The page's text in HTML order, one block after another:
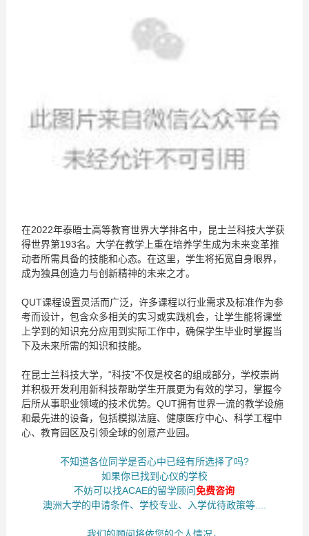
在2022年泰晤士高等教育世界大学排名中，昆士兰科技大学获
得世界第193名。大学在教学上重在培养学生成为未来变革推
动者所需具备的技能和心态。在这里，学生将拓宽自身眼界，
成为独具创造力与创新精神的未来之才。
QUT课程设置灵活而广泛，许多课程以行业需求及标准作为参
考而设计，包含众多相关的实习或实践机会，让学生能将课堂
上学到的知识充分应用到实际工作中，确保学生毕业时掌握当
下及未来所需的知识和技能。
在昆士兰科技大学，“科技”不仅是校名的组成部分，学校崇尚
并积极开发利用新科技帮助学生开展更为有效的学习，掌握今
后所从事职业领域的技术优势。QUT拥有世界一流的教学设施
和最先进的设备，包括模拟法庭、健康医疗中心、科学工程中
心、教育园区及引领全球的创意产业园。
不知道各位同学是否心中已经有所选择了吗?
如果你已找到心仪的学校
不妨可以找ACAE的留学顾问免费咨询
澳洲大学的申请条件、学校专业、入学优待政策等....
我们的顾问将依您的个人情况，